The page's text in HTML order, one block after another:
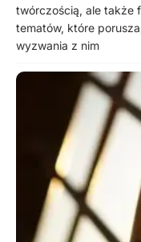
twórczością, ale także
tematów, które
wyzwania z nim